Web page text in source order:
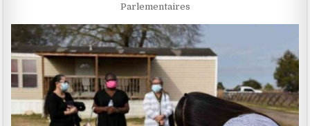
Parlementaires